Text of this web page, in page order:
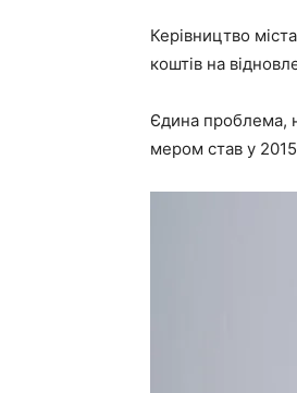
Керівництво
коштів на
Єдина проблема,
мером став у